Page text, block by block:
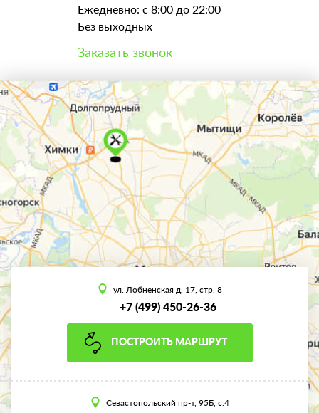
Ежедневно: с 8:00 до 22:00
Без выходных
Заказать звонок
ул. Лобненская д. 17, стр. 8
+7 (499) 450-26-36
ПОСТРОИТЬ МАРШРУТ
Севастопольский пр-т, 95Б, с.4